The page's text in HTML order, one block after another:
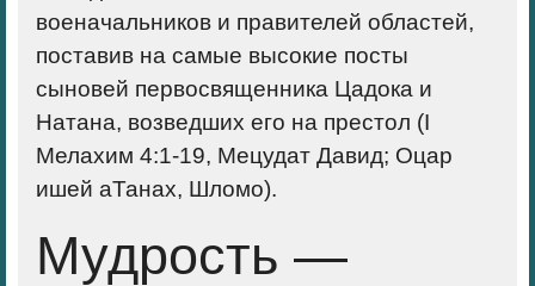
военачальников и правителей областей,
поставив на самые высокие посты
сыновей первосвященника Цадока и
Натана, возведших его на престол (I
Мелахим 4:1-19, Мецудат Давид; Оцар
ишей аТанах, Шломо).
Мудрость —